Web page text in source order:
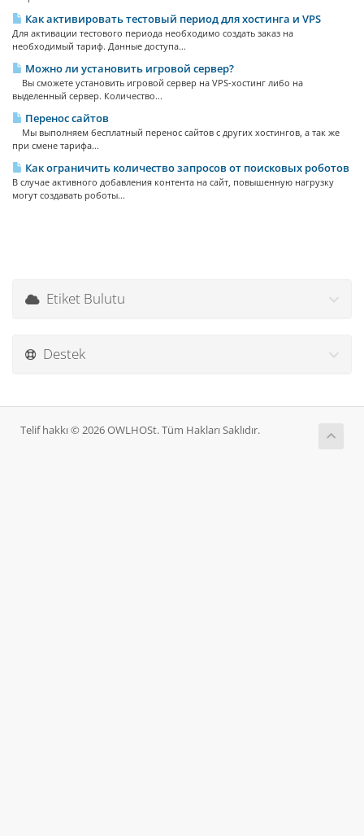
Как активировать тестовый период для хостинга и VPS
Для активации тестового периода необходимо создать заказ на
необходимый тариф. Данные доступа...
Можно ли установить игровой сервер?
Вы сможете установить игровой сервер на VPS-хостинг либо на
выделенный сервер. Количество...
Перенос сайтов
Мы выполняем бесплатный перенос сайтов с других хостингов, а так же
при смене тарифа...
Как ограничить количество запросов от поисковых роботов
В случае активного добавления контента на сайт, повышенную нагрузку
могут создавать роботы...
Etiket Bulutu
Destek
Telif hakkı © 2026 OWLHOSt. Tüm Hakları Saklıdır.